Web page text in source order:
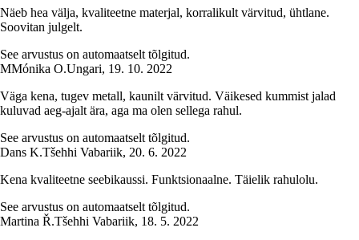
Näeb hea välja, kvaliteetne materjal, korralikult värvitud, ühtlane.
Soovitan julgelt.
See arvustus on automaatselt tõlgitud.
MMónika O.Ungari, 19. 10. 2022
Väga kena, tugev metall, kaunilt värvitud. Väikesed kummist jalad
kuluvad aeg-ajalt ära, aga ma olen sellega rahul.
See arvustus on automaatselt tõlgitud.
Dans K.Tšehhi Vabariik, 20. 6. 2022
Kena kvaliteetne seebikaussi. Funktsionaalne. Täielik rahulolu.
See arvustus on automaatselt tõlgitud.
Martina Ř.Tšehhi Vabariik, 18. 5. 2022